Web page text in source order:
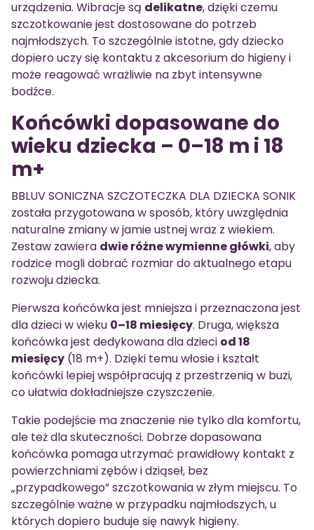
urządzenia. Wibracje są delikatne, dzięki czemu
szczotkowanie jest dostosowane do potrzeb
najmłodszych. To szczególnie istotne, gdy dziecko
dopiero uczy się kontaktu z akcesorium do higieny i
może reagować wrażliwie na zbyt intensywne
bodźce.
Końcówki dopasowane do
wieku dziecka – 0–18 m i 18
m+
BBLUV SONICZNA SZCZOTECZKA DLA DZIECKA SONIK
została przygotowana w sposób, który uwzględnia
naturalne zmiany w jamie ustnej wraz z wiekiem.
Zestaw zawiera dwie różne wymienne główki, aby
rodzice mogli dobrać rozmiar do aktualnego etapu
rozwoju dziecka.
Pierwsza końcówka jest mniejsza i przeznaczona jest
dla dzieci w wieku 0–18 miesięcy. Druga, większa
końcówka jest dedykowana dla dzieci od 18
miesięcy (18 m+). Dzięki temu włosie i kształt
końcówki lepiej współpracują z przestrzenią w buzi,
co ułatwia dokładniejsze czyszczenie.
Takie podejście ma znaczenie nie tylko dla komfortu,
ale też dla skuteczności. Dobrze dopasowana
końcówka pomaga utrzymać prawidłowy kontakt z
powierzchniami zębów i dziąseł, bez
„przypadkowego” szczotkowania w złym miejscu. To
szczególnie ważne w przypadku najmłodszych, u
których dopiero buduje się nawyk higieny.